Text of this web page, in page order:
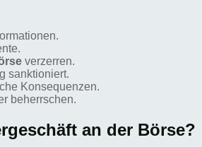
verzerren.
sanktioniert.
Konsequenzen.
beherrschen.
an der Börse?